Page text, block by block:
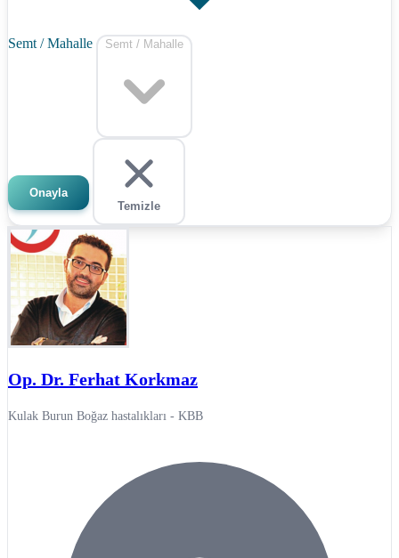
Semt / Mahalle Semt / Mahalle
Onayla
Temizle
Op. Dr. Ferhat Korkmaz
Kulak Burun Boğaz hastalıkları - KBB